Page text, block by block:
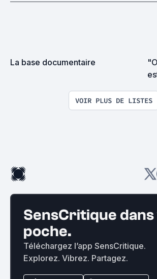
La base documentaire
VOIR PLUS DE LISTES
SensCritique
poche.
Téléchargez l’app SensCritique.
Explorez. Vibrez. Partagez.